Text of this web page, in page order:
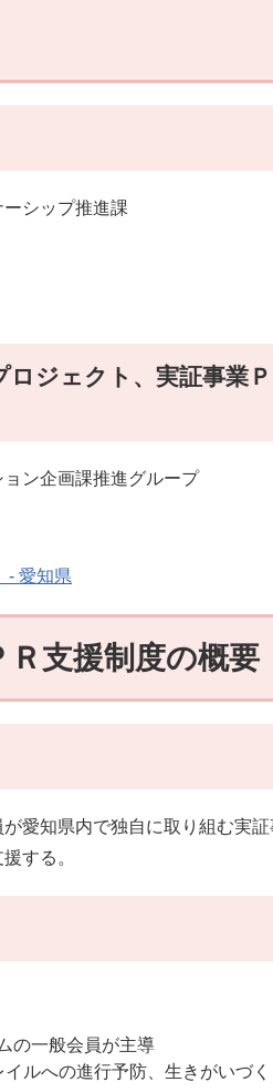
シップ推進課
ジェクト、実証事業
ン企画課推進グループ
- 愛知県
支援制度の概要
知県内で独自に取り組む実証
する。
の一般会員が主導
ルへの進行予防、生きがいづく